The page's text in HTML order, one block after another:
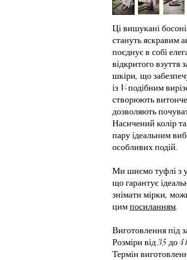
Ці вишукані
стануть яскравим
поєднує в собі
відкритого взуття
шкіри, що
із V-подібним
створюють
дозволяють
Насичений колір
пару ідеальним
особливих подій.
Ми шиємо туфлі з
що гарантує
знімати мірки,
цимпосиланням.
Виготовлення під
Розміри від 35 до
Термін